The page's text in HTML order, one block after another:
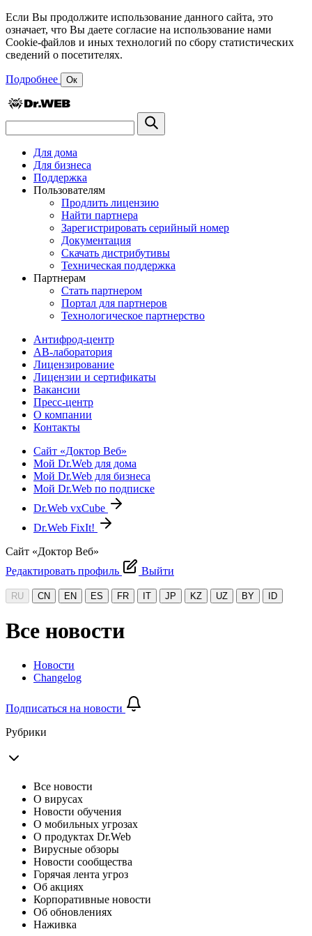
Если Вы продолжите использование данного сайта, это
означает, что Вы даете согласие на использование нами
Cookie-файлов и иных технологий по сбору статистических
сведений о посетителях.
Подробнее Ок
Для дома
Для бизнеса
Поддержка
Пользователям
Продлить лицензию
Найти партнера
Зарегистрировать серийный номер
Документация
Скачать дистрибутивы
Техническая поддержка
Партнерам
Стать партнером
Портал для партнеров
Технологическое партнерство
Антифрод-центр
АВ-лаборатория
Лицензирование
Лицензии и сертификаты
Вакансии
Пресс-центр
О компании
Контакты
Сайт «Доктор Веб»
Мой Dr.Web для дома
Мой Dr.Web для бизнеса
Мой Dr.Web по подписке
Dr.Web vxCube
Dr.Web FixIt!
Сайт «Доктор Веб»
Редактировать профиль
Выйти
RU CN EN ES FR IT JP KZ UZ BY ID
Все новости
Новости
Changelog
Подписаться на новости
Рубрики
Все новости
О вирусах
Новости обучения
О мобильных угрозах
О продуктах Dr.Web
Вирусные обзоры
Новости сообщества
Горячая лента угроз
Об акциях
Корпоративные новости
Об обновлениях
Наживка